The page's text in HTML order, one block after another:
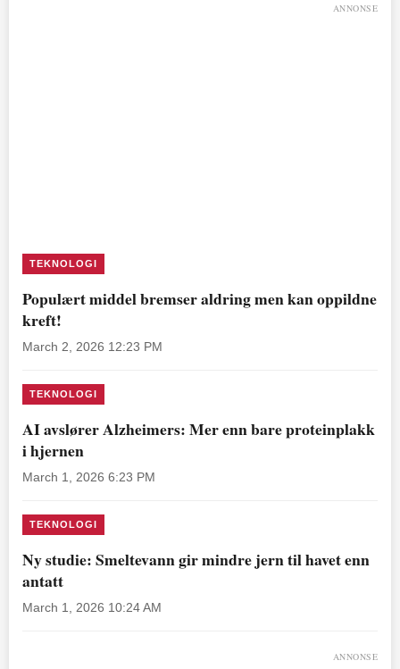
ANNONSE
TEKNOLOGI
Populært middel bremser aldring men kan oppildne
kreft!
March 2, 2026 12:23 PM
TEKNOLOGI
AI avslører Alzheimers: Mer enn bare proteinplakk
i hjernen
March 1, 2026 6:23 PM
TEKNOLOGI
Ny studie: Smeltevann gir mindre jern til havet enn
antatt
March 1, 2026 10:24 AM
ANNONSE